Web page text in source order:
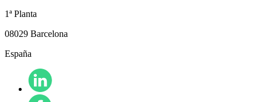
1ª Planta
08029 Barcelona
España